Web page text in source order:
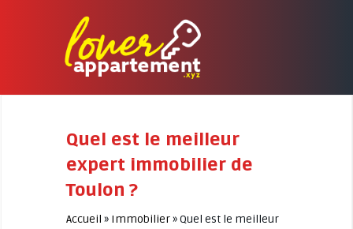
Quel est le meilleur
expert immobilier de
Toulon ?
Accueil » Immobilier»Quel est le meilleur